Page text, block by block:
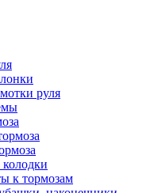
руля
к тормозам